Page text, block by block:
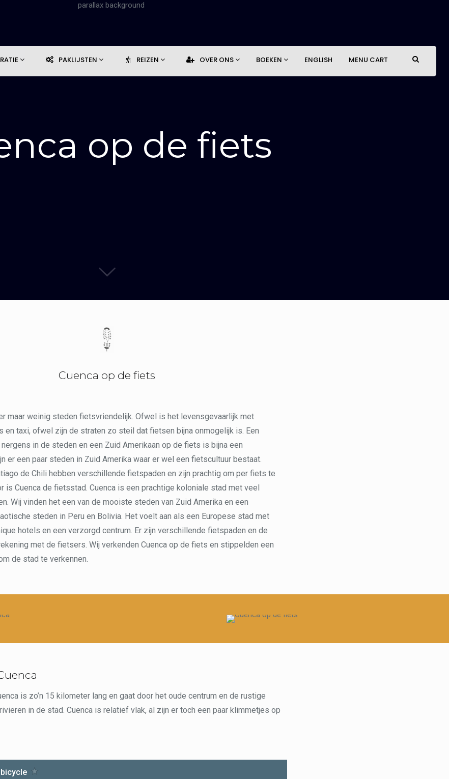
PAKLIJSTEN REIZEN OVER ONS BOEKEN ENGLISH MENU CART
op de fiets
Cuenca op de fiets
maar weinig steden fietsvriendelijk. Ofwel is het levensgevaarlijk met
en taxi, ofwel zijn de straten zo steil dat fietsen bijna onmogelijk is. Een
in de steden en een Zuid Amerikaan op de fiets is bijna een
er een paar steden in Zuid Amerika waar er wel een fietscultuur bestaat.
de Chili hebben verschillende fietspaden en zijn prachtig om per fiets te
is Cuenca de fietsstad. Cuenca is een prachtige koloniale stad met veel
Wij vinden het een van de mooiste steden van Zuid Amerika en een
steden in Peru en Bolivia. Het voelt aan als een Europese stad met
hotels en een verzorgd centrum. Er zijn verschillende fietspaden en de
met de fietsers. Wij verkenden Cuenca op de fiets en stippelden een
de stad te verkennen.
is zo’n 15 kilometer lang en gaat door het oude centrum en de rustige
in de stad. Cuenca is relatief vlak, al zijn er toch een paar klimmetjes op